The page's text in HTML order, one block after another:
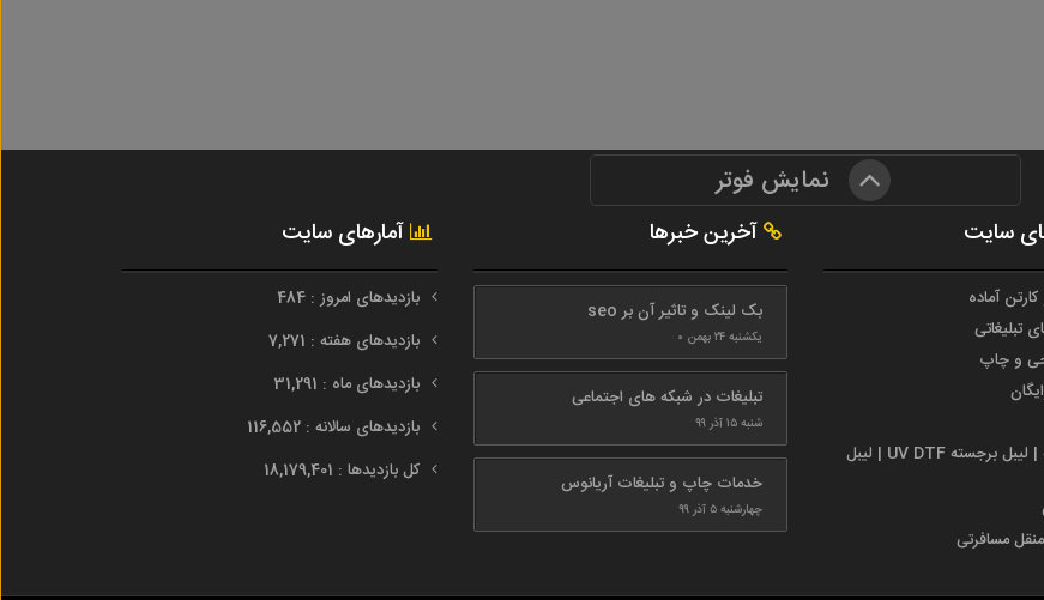
نمایش فوتر
سایت
آماده
تبلیغاتی
و چاپ
لیبل برجسته | لیبل برجسته UV DTF | لیبل
مسافرتی
آخرین خبرها
بک لینک و تاثیر آن بر seo
یکشنبه ۲۴ بهمن ۰
تبلیغات در شبکه های اجتماعی
شنبه ۱۵ آذر ۹۹
خدمات چاپ و تبلیغات آریانوس
چهارشنبه ۵ آذر ۹۹
آمارهای سایت
بازدیدهای امروز : 484
بازدیدهای هفته : 7,271
بازدیدهای ماه : 31,291
بازدیدهای سالانه : 116,552
کل بازدیدها : 18,179,401